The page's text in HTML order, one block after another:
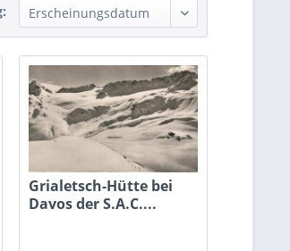
Grialetsch-Hütte bei
Davos der S.A.C....